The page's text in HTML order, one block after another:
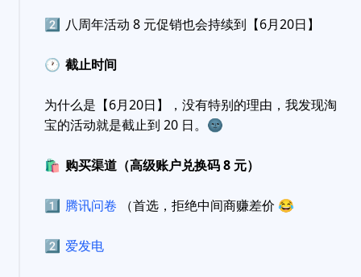
2️⃣ 八周年活动 8 元促销也会持续到【6月20日】
🕐 截止时间
为什么是【6月20日】，没有特别的理由，我发现淘
宝的活动就是截止到 20 日。 🌚
🛍 购买渠道（高级账户兑换码 8 元）
1️⃣ 腾讯问卷 （首选，拒绝中间商赚差价 😂
2️⃣ 爱发电